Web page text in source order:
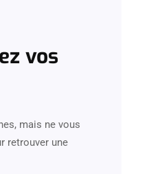
vos
mais ne vous
retrouver une